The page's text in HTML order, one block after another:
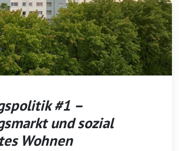
#1 –
und sozial
Wohnen